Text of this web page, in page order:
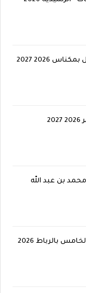
2026 2027
بن عبد الله
التسجيل في دكتوراه جامعة محمد الخامس بالرباط 2026